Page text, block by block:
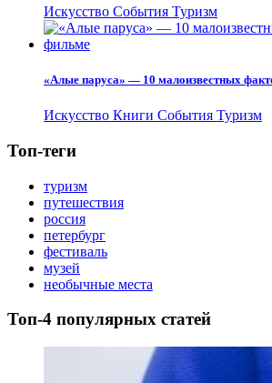
Искусство События Туризм
«Алые паруса» — 10 малоизвестных
Искусство Книги События Туризм
Топ-теги
туризм
путешествия
россия
петербург
фестиваль
музей
необычные места
Топ-4 популярных статей